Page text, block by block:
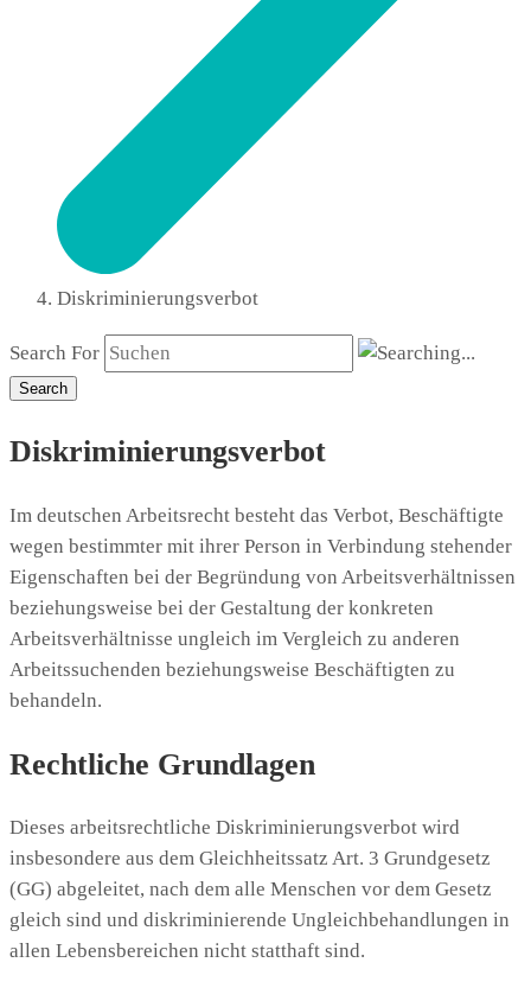
Diskriminierungsverbot
Search For
Search
Diskriminierungsverbot
Im deutschen Arbeitsrecht besteht das Verbot, Beschäftigte
wegen bestimmter mit ihrer Person in Verbindung stehender
Eigenschaften bei der Begründung von Arbeitsverhältnissen
beziehungsweise bei der Gestaltung der konkreten
Arbeitsverhältnisse ungleich im Vergleich zu anderen
Arbeitssuchenden beziehungsweise Beschäftigten zu
behandeln.
Rechtliche Grundlagen
Dieses arbeitsrechtliche Diskriminierungsverbot wird
insbesondere aus dem Gleichheitssatz Art. 3 Grundgesetz
(GG) abgeleitet, nach dem alle Menschen vor dem Gesetz
gleich sind und diskriminierende Ungleichbehandlungen in
allen Lebensbereichen nicht statthaft sind.